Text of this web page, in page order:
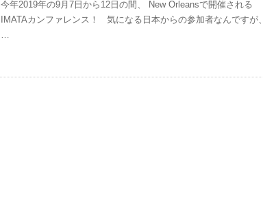
今年2019年の9月7日から12日の間、 New Orleansで開催される
IMATAカンファレンス！ 気になる日本からの参加者なんですが、